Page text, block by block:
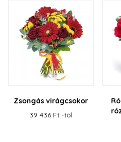
Zsongás virágcsokor
39 436 Ft -tól